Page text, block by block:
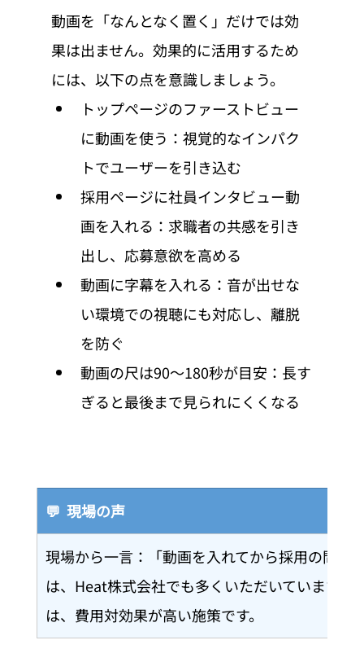
動画を「なんとなく置く」だけでは効
果は出ません。効果的に活用するため
には、以下の点を意識しましょう。
トップページのファーストビュー
に動画を使う：視覚的なインパク
トでユーザーを引き込む
採用ページに社員インタビュー動
画を入れる：求職者の共感を引き
出し、応募意欲を高める
動画に字幕を入れる：音が出せな
い環境での視聴にも対応し、離脱
を防ぐ
動画の尺は90〜180秒が目安：長す
ぎると最後まで見られにくくなる
💬  現場の声
現場から一言：「動画を入れてから採用の問い
は、Heat株式会社でも多くいただいています。
は、費用対効果が高い施策です。